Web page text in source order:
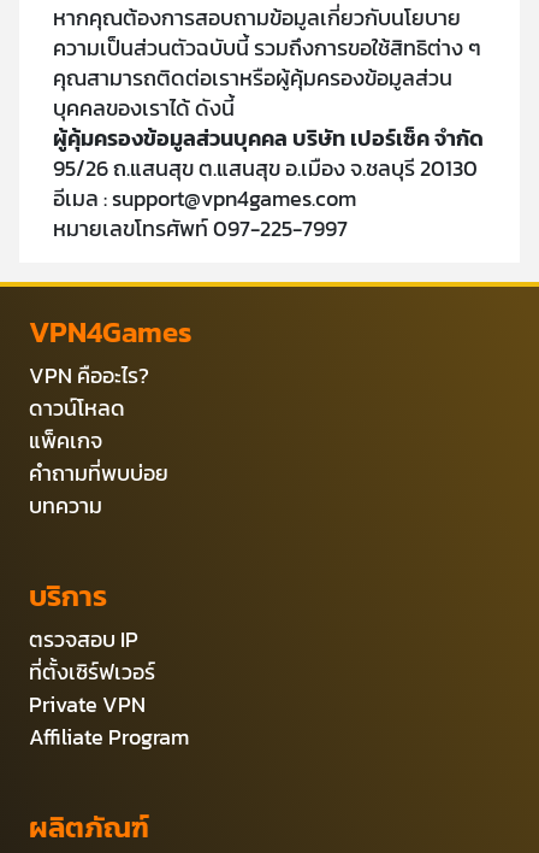
หากคุณต้องการสอบถามข้อมูลเกี่ยวกับนโยบาย
ความเป็นส่วนตัวฉบับนี้ รวมถึงการขอใช้สิทธิต่าง ๆ
คุณสามารถติดต่อเราหรือผู้คุ้มครองข้อมูลส่วน
บุคคลของเราได้ ดังนี้
ผู้คุ้มครองข้อมูลส่วนบุคคล บริษัท เปอร์เซ็ค จำกัด
95/26 ถ.แสนสุข ต.แสนสุข อ.เมือง จ.ชลบุรี 20130
อีเมล :support@vpn4games.com
หมายเลขโทรศัพท์ 097-225-7997
VPN4Games
VPN คืออะไร?
ดาวน์โหลด
แพ็คเกจ
คำถามที่พบบ่อย
บทความ
บริการ
ตรวจสอบ IP
ที่ตั้งเซิร์ฟเวอร์
Private VPN
Affiliate Program
ผลิตภัณฑ์